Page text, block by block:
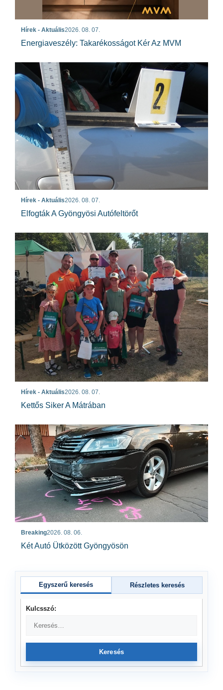
Hírek - Aktuális2026. 08. 07.
Energiaveszély: Takarékosságot Kér Az MVM
Hírek - Aktuális2026. 08. 07.
Elfogták A Gyöngyösi Autófeltörőt
Hírek - Aktuális2026. 08. 07.
Kettős Siker A Mátrában
Breaking2026. 08. 06.
Két Autó Ütközött Gyöngyösön
Egyszerű keresés Részletes keresés
Kulcsszó:
Keresés